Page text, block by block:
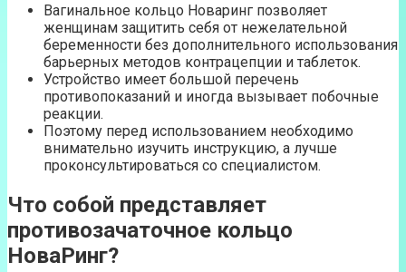
Вагинальное кольцо Новаринг позволяет
женщинам защитить себя от нежелательной
беременности без дополнительного использования
барьерных методов контрацепции и таблеток.
Устройство имеет большой перечень
противопоказаний и иногда вызывает побочные
реакции.
Поэтому перед использованием необходимо
внимательно изучить инструкцию, а лучше
проконсультироваться со специалистом.
Что собой представляет
противозачаточное кольцо
НоваРинг?